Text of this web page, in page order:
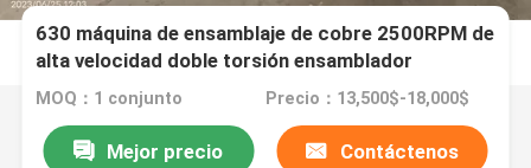
630 máquina de ensamblaje de cobre 2500RPM de
alta velocidad doble torsión ensamblador
MOQ：1 conjunto Precio：13,500$-18,000$
Mejor precio Contáctenos